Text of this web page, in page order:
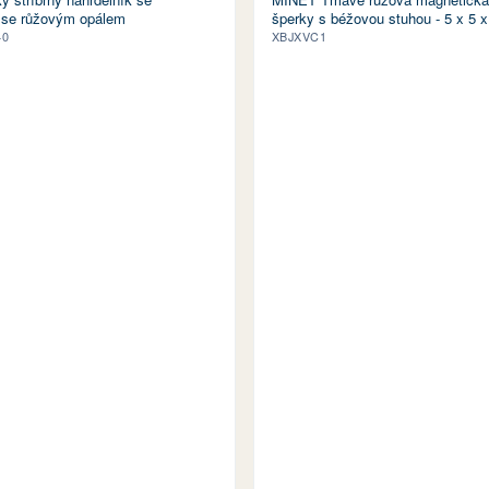
růžovým opálem
šperky s béžovou stuhou - 5 x 5
XBJXVC1